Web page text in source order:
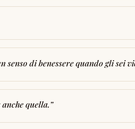
di benessere quando gli sei
quella.”